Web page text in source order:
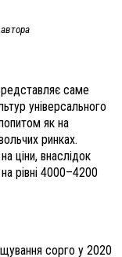
саме
універсального
як на
ринках.
ціни, внаслідок
рівні 4000–4200
сорго у 2020